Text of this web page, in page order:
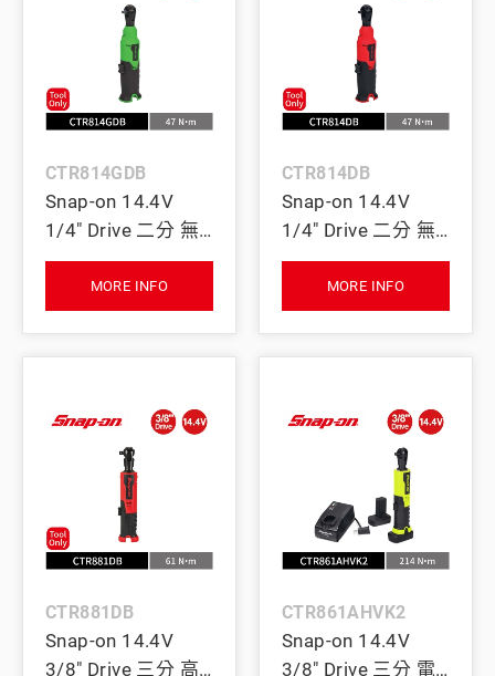
CTR814GDB
Snap-on 14.4V
1/4" Drive 二分 無
刷棘輪扳手 47Nm
(Tool Only) (綠)
MORE INFO
CTR814DB
Snap-on 14.4V
1/4" Drive 二分 無
刷棘輪扳手 47Nm
(Tool Only) (紅)
MORE INFO
CTR881DB
Snap-on 14.4V
3/8" Drive 三分 高
CTR861AHVK2
Snap-on 14.4V
3/8" Drive 三分 電